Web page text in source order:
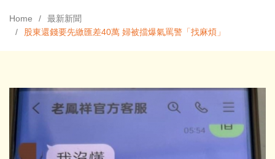
Home
最新新聞
股東還錢要先繳匯差40萬 婦被擋爆氣罵警「找麻煩」